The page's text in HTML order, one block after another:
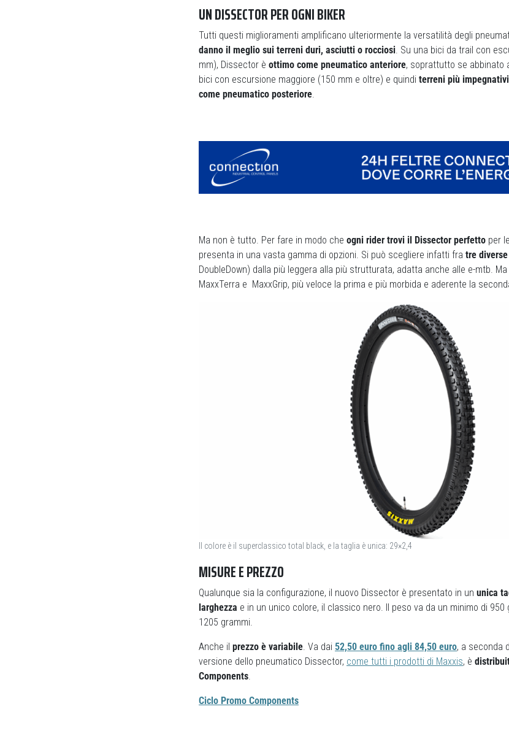
UN DISSECTOR PER OGNI BIKER
Tutti questi miglioramenti amplificano ulteriormente la versatilità degli
danno il meglio sui terreni duri, asciutti o rocciosi. Su una bici da trail con
mm), Dissector è ottimo come pneumatico anteriore, soprattutto se abbinato
bici con escursione maggiore (150 mm e oltre) e quindi terreni più
come pneumatico posteriore.
Ma non è tutto. Per fare in modo che ogni rider trovi il Dissector perfetto per
presenta in una vasta gamma di opzioni. Si può scegliere infatti fra tre
DoubleDown) dalla più leggera alla più strutturata, adatta anche alle e-mtb. Ma
MaxxTerra e MaxxGrip, più veloce la prima e più morbida e aderente la
Il colore è il superclassico total black, e la taglia è unica: 29×2,4
MISURE E PREZZO
Qualunque sia la configurazione, il nuovo Dissector è presentato in un unica
larghezza e in un unico colore, il classico nero. Il peso va da un minimo di
1205 grammi.
Anche il prezzo è variabile. Va dai 52,50 euro fino agli 84,50 euro, a seconda
versione dello pneumatico Dissector, come tutti i prodotti di Maxxis, è
Components.
Ciclo Promo Components